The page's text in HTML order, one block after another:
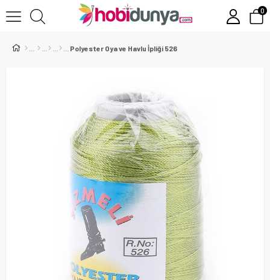
0
Polyester Oya ve Havlu İpliği 526